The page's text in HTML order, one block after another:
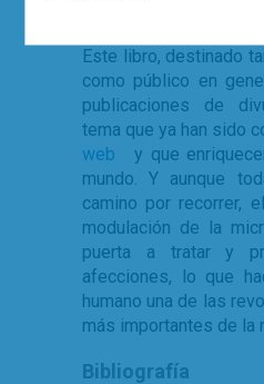
Este libro, destinado
como público en
publicaciones de
tema que ya han sido
web
y que
mundo. Y aunque
camino por recorrer,
modulación de la
puerta a tratar y
afecciones, lo que
humano una de las
más importantes de la
Bibliografía